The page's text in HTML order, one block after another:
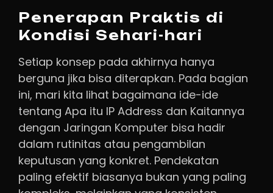
Penerapan Praktis di
Kondisi Sehari-hari
Setiap konsep pada akhirnya hanya
berguna jika bisa diterapkan. Pada bagian
ini, mari kita lihat bagaimana ide-ide
tentang Apa itu IP Address dan Kaitannya
dengan Jaringan Komputer bisa hadir
dalam rutinitas atau pengambilan
keputusan yang konkret. Pendekatan
paling efektif biasanya bukan yang paling